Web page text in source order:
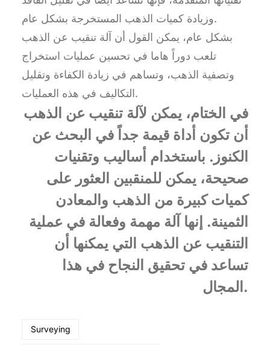
وزيادة كميات الذهب المستخرجة بشكل عام.
بشكل عام، يمكن القول أن آلة تنقيب عن الذهب
تلعب دوراً هاما في تحسين عمليات استخراج
وتصفية الذهب، وتساهم في زيادة الكفاءة وتقليل
التكاليف في هذه العمليات.
في الختام، يمكن لآلة تنقيب عن الذهب
أن تكون أداة قيمة جداً في البحث عن
الكنوز. باستخدام أساليب وتقنيات
صحيحة، يمكن للمنقبين العثور على
كميات كبيرة من الذهب والمعادن
الثمينة. إنها آلة مهمة وفعالة في عملية
التنقيب عن الذهب التي يمكنها أن
تساعد في تحقيق النجاح في هذا
المجال.
Surveying